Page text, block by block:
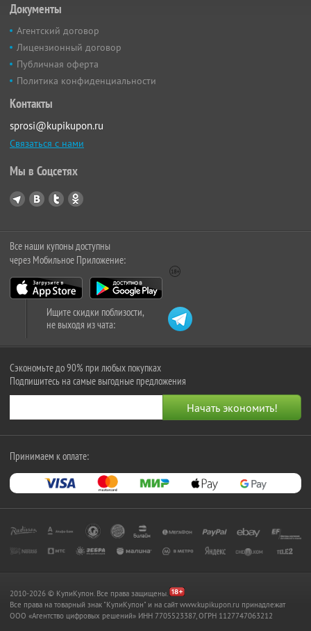
Документы
Агентский договор
Лицензионный договор
Публичная оферта
Политика конфиденциальности
Контакты
sprosi@kupikupon.ru
Связаться с нами
Мы в Соцсетях
Все наши купоны доступны
через Мобильное Приложение:
Ищите скидки поблизости,
не выходя из чата:
Сэкономьте до 90% при любых покупках
Подпишитесь на самые выгодные предложения
Принимаем к оплате:
2010-2026 © КупиКупон. Все права защищены.
Все права на товарный знак "КупиКупон" и на сайт www.kupikupon.ru принадлежат
OOO «Агентство цифровых решений» ИНН 7705523387, ОГРН 1127747063212